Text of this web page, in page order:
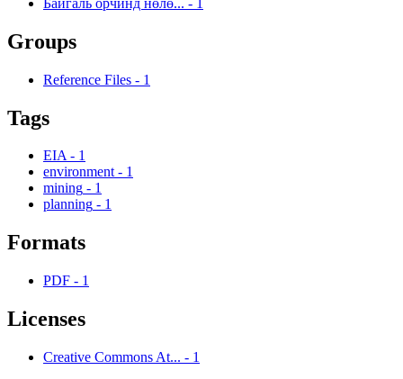
Groups
Reference Files - 1
Tags
EIA - 1
environment - 1
mining - 1
planning - 1
Formats
PDF - 1
Licenses
Creative Commons At... - 1